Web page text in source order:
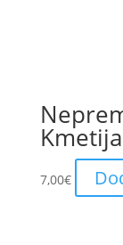
Kmetija
7,00€